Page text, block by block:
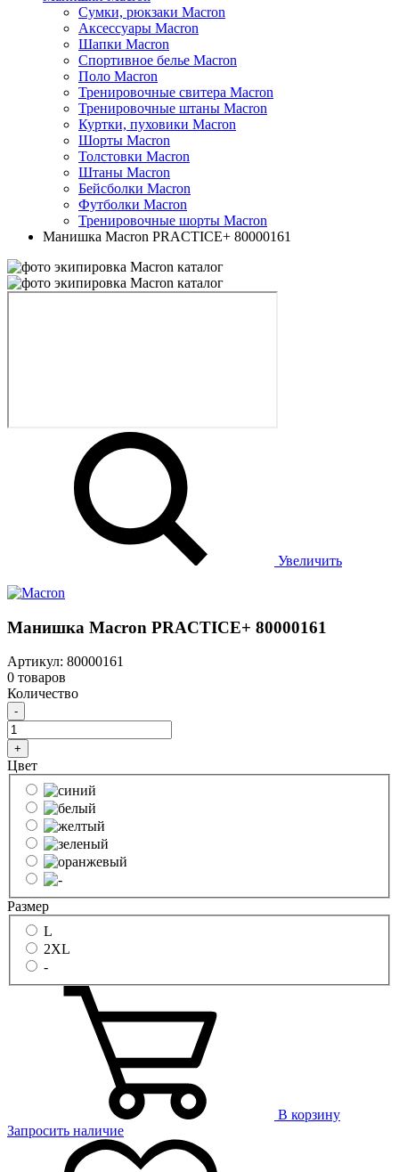
Сумки, рюкзаки Macron
Аксессуары Macron
Шапки Macron
Спортивное белье Macron
Поло Macron
Тренировочные свитера Macron
Тренировочные штаны Macron
Куртки, пуховики Macron
Шорты Macron
Толстовки Macron
Штаны Macron
Бейсболки Macron
Футболки Macron
Тренировочные шорты Macron
Манишка Macron PRACTICE+ 80000161
Увеличить
Манишка Macron PRACTICE+ 80000161
Артикул: 80000161
0 товаров
Количество
-
+
Цвет
Размер
L
2XL
-
В корзину
Запросить наличие